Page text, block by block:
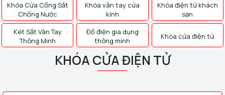
Khóa Cửa Cổng Sắt
Chống Nước
Khóa vân tay cửa
kính
Khóa điện tử khách
sạn
Két Sắt Vân Tay
Thông Minh
Đồ điện gia dụng
thông minh
Khóa cửa điện tử
KHÓA CỬA ĐIỆN TỬ